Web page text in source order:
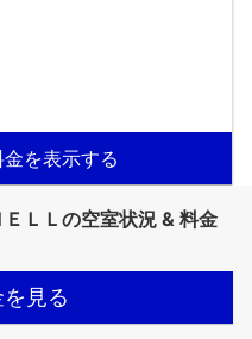
を表示する
ＬＬの空室状況 & 料金
見る